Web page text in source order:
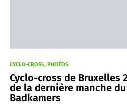
CYCLO-CROSS PHOTOS
Cyclo-cross de Bruxelles
de la dernière manche du
Badkamers